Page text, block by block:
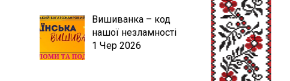
Вишиванка – код
нашої незламності
1 Чер 2026